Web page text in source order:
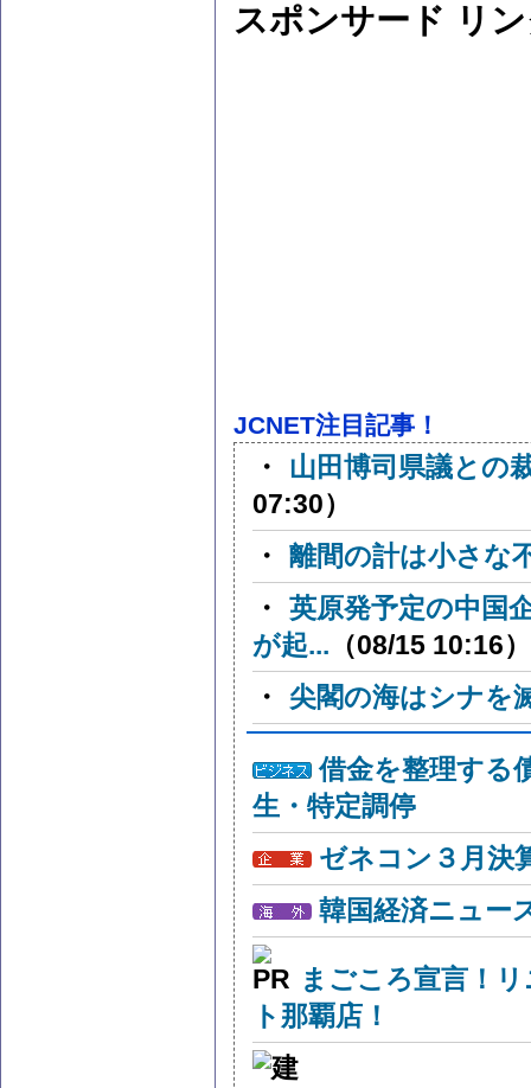
スポンサード リ
JCNET注目記事！
・
山田博司県議との
07:30）
・ 離間の計は小さな
・ 英原発予定の中国
が起... （08/15 10:16）
・
尖閣の海はシナを
借金を整理する
生・特定調停
ゼネコン３月決
韓国経済ニュー
まごころ宣言！
ト那覇店！